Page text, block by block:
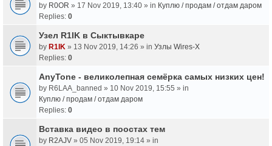
by R0OR » 17 Nov 2019, 13:40 » in Куплю / продам / отдам даром
Replies: 0
Узел R1IK в Сыктывкаре
by R1IK » 13 Nov 2019, 14:26 » in Узлы Wires-X
Replies: 0
AnyTone - великолепная семёрка самых низких цен!
by R6LAA_banned » 10 Nov 2019, 15:55 » in
Куплю / продам / отдам даром
Replies: 0
Вставка видео в поостах тем
by R2AJV » 05 Nov 2019, 19:14 » in